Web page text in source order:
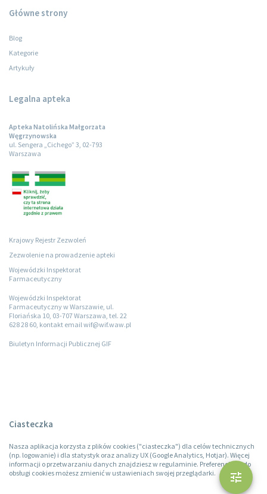
Główne strony
Blog
Kategorie
Artykuły
Legalna apteka
Apteka Natolińska Małgorzata
Węgrzynowska
ul. Sengera „Cichego” 3, 02-793
Warszawa
Krajowy Rejestr Zezwoleń
Zezwolenie na prowadzenie apteki
Wojewódzki Inspektorat
Farmaceutyczny
Wojewódzki Inspektorat
Farmaceutyczny w Warszawie, ul.
Floriańska 10, 03-707 Warszawa, tel. 22
628 28 60, kontakt email wif@wif.waw.pl
Biuletyn Informacji Publicznej GIF
Ciasteczka
Nasza aplikacja korzysta z plików cookies ("ciasteczka") dla celów technicznych
(np. logowanie) i dla statystyk oraz analizy UX (Google Analytics, Hotjar). Więcej
informacji o przetwarzaniu danych znajdziesz w regulaminie. Preferencje co do
obsługi cookies możesz zmienić w ustawieniach swojej przeglądarki.